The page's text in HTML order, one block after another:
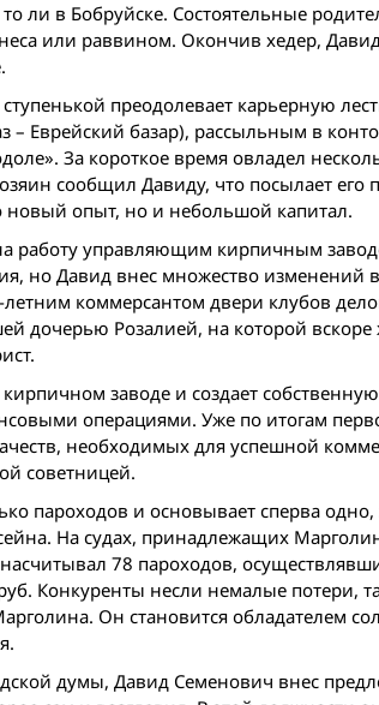
ли в Бобруйске. Состоятельные
или раввином. Окончив хедер,
ступенькой преодолевает карьерную
– Еврейский базар), рассыльным в
За короткое время овладел
сообщил Давиду, что посылает его
новый опыт, но и небольшой капитал.
работу управляющим кирпичным
но Давид внес множество изменений
коммерсантом двери клубов
дочерью Розалией, на которой вскоре
заводе и создает
операциями. Уже по итогам
необходимых для успешной
советницей.
пароходов и основывает сперва
На судах, принадлежащих
78 пароходов,
Конкуренты несли немалые потери,
Он становится обладателем
думы, Давид Семенович внес